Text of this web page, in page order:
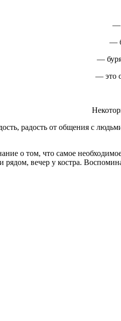
—
—
—
— это
радость от общения с
о том, что самое необходимое
рядом, вечер у костра.